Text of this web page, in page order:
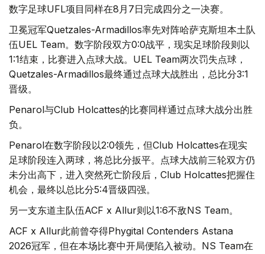
数字足球UFL项目同样在8月7日完成四分之一决赛。
卫冕冠军Quetzales-Armadillos率先对阵哈萨克斯坦本土队
伍UEL Team。数字阶段双方0:0战平，现实足球阶段则以
1:1结束，比赛进入点球大战。UEL Team两次罚失点球，
Quetzales-Armadillos最终通过点球大战胜出，总比分3:1
晋级。
Penarol与Club Holcattes的比赛同样通过点球大战分出胜
负。
Penarol在数字阶段以2:0领先，但Club Holcattes在现实
足球阶段连入两球，将总比分扳平。点球大战前三轮双方仍
未分出高下，进入突然死亡阶段后，Club Holcattes把握住
机会，最终以总比分5:4晋级四强。
另一支东道主队伍ACF x Allur则以1:6不敌NS Team。
ACF x Allur此前曾夺得Phygital Contenders Astana
2026冠军，但在本场比赛中开局便陷入被动。NS Team在